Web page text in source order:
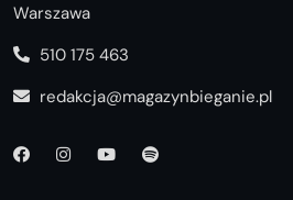
Warszawa
510 175 463
redakcja@magazynbieganie.pl